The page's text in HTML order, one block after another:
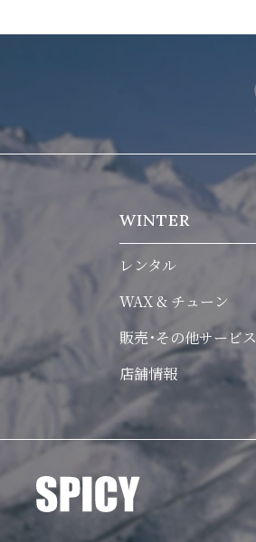
WINTER
レンタル
WAX & チューン
販売･その他サービス
店舗情報